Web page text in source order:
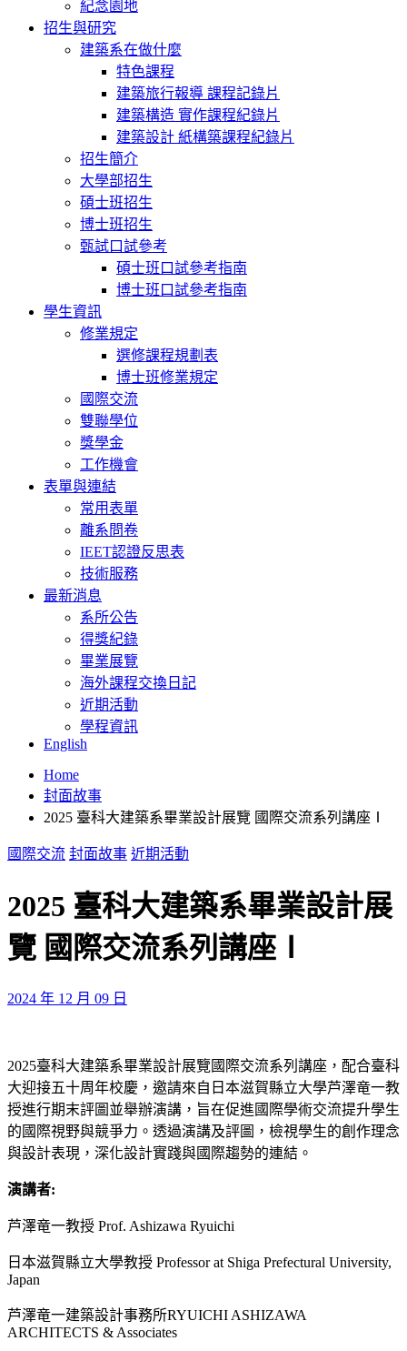
紀念園地
招生與研究
建築系在做什麼
特色課程
建築旅行報導 課程記錄片
建築構造 實作課程紀錄片
建築設計 紙構築課程紀錄片
招生簡介
大學部招生
碩士班招生
博士班招生
甄試口試參考
碩士班口試參考指南
博士班口試參考指南
學生資訊
修業規定
選修課程規劃表
博士班修業規定
國際交流
雙聯學位
獎學金
工作機會
表單與連結
常用表單
離系問卷
IEET認證反思表
技術服務
最新消息
系所公告
得獎紀錄
畢業展覽
海外課程交換日記
近期活動
學程資訊
English
Home
封面故事
2025 臺科大建築系畢業設計展覽 國際交流系列講座Ⅰ
國際交流 封面故事 近期活動
2025 臺科大建築系畢業設計展
覽 國際交流系列講座Ⅰ
2024 年 12 月 09 日
2025臺科大建築系畢業設計展覽國際交流系列講座，配合臺科
大迎接五十周年校慶，邀請來自日本滋賀縣立大學芦澤竜一教
授進行期末評圖並舉辦演講，旨在促進國際學術交流提升學生
的國際視野與競爭力。透過演講及評圖，檢視學生的創作理念
與設計表現，深化設計實踐與國際趨勢的連結。
演講者:
芦澤竜一教授 Prof. Ashizawa Ryuichi
日本滋賀縣立大學教授 Professor at Shiga Prefectural University,
Japan
芦澤竜一建築設計事務所RYUICHI ASHIZAWA
ARCHITECTS & Associates